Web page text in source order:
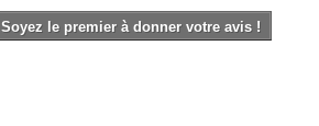
Soyez le premier à donner votre avis !